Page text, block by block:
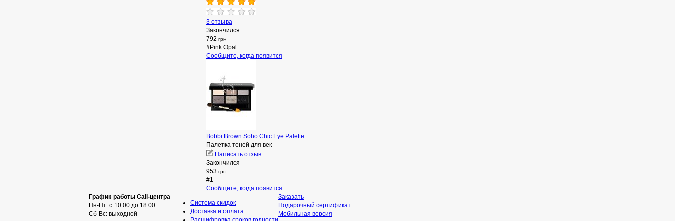
3 отзыва
Закончился
792 грн
#Pink Opal
Сообщите, когда появится
Bobbi Brown Soho Chic Eye Palette
Палетка теней для век
Написать отзыв
Закончился
953 грн
#1
Сообщите, когда появится
График работы Call-центра
Пн-Пт: с 10:00 до 18:00
Сб-Вс: выходной
Система скидок
Доставка и оплата
Заказать
Подарочный сертификат
Мобильная версия